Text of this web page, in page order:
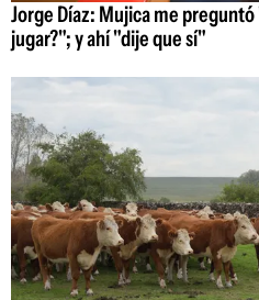
Jorge Díaz: Mujica me preguntó
jugar?"; y ahí "dije que sí"